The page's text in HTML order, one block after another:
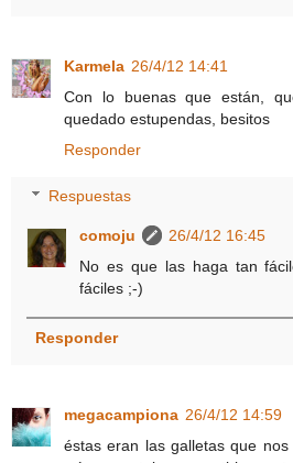
Karmela 26/4/12 14:41
Con lo buenas que están,
quedado estupendas, besitos
Responder
Respuestas
comoju
26/4/12 16:45
No es que las haga tan
fáciles ;-)
Responder
megacampiona 26/4/12 14:59
éstas eran las galletas que